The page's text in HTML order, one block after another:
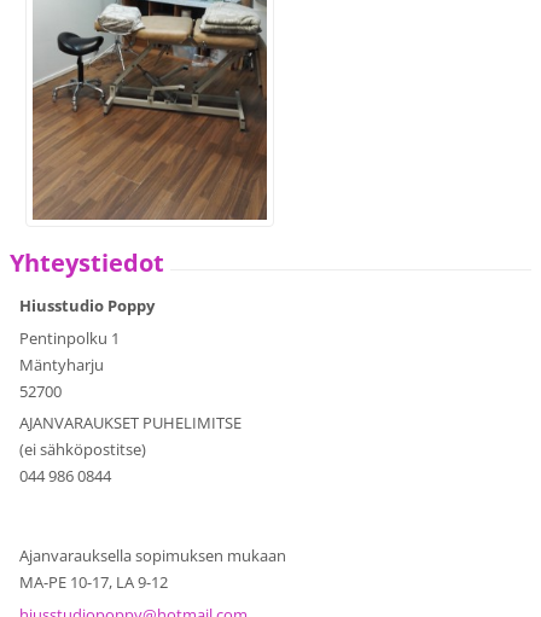
Yhteystiedot
Hiusstudio Poppy
Pentinpolku 1
Mäntyharju
52700
AJANVARAUKSET PUHELIMITSE
(ei sähköpostitse)
044 986 0844
Ajanvarauksella sopimuksen mukaan
MA-PE 10-17, LA 9-12